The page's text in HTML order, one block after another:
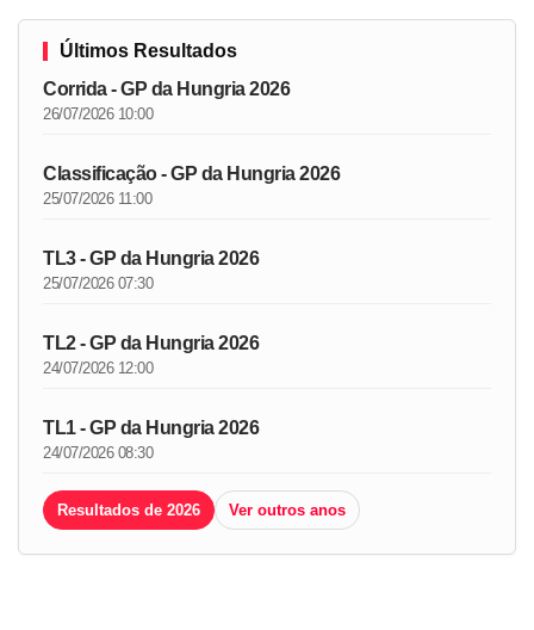
Últimos Resultados
Corrida - GP da Hungria 2026
26/07/2026 10:00
Classificação - GP da Hungria 2026
25/07/2026 11:00
TL3 - GP da Hungria 2026
25/07/2026 07:30
TL2 - GP da Hungria 2026
24/07/2026 12:00
TL1 - GP da Hungria 2026
24/07/2026 08:30
Resultados de 2026 Ver outros anos